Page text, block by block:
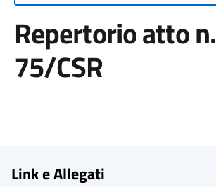
Repertorio atto n.
75/CSR
Link e Allegati